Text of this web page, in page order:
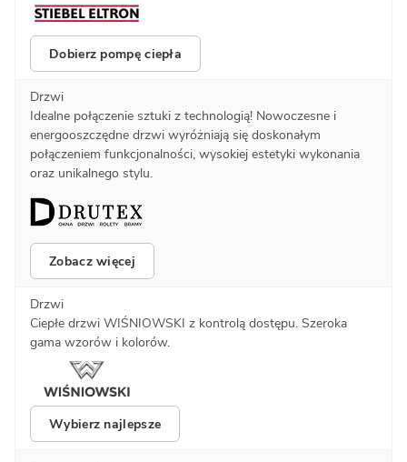
Dobierz pompę ciepła
Drzwi
Idealne połączenie sztuki z technologią! Nowoczesne i
energooszczędne drzwi wyróżniają się doskonałym
połączeniem funkcjonalności, wysokiej estetyki wykonania
oraz unikalnego stylu.
Zobacz więcej
Drzwi
Ciepłe drzwi WIŚNIOWSKI z kontrolą dostępu. Szeroka
gama wzorów i kolorów.
Wybierz najlepsze